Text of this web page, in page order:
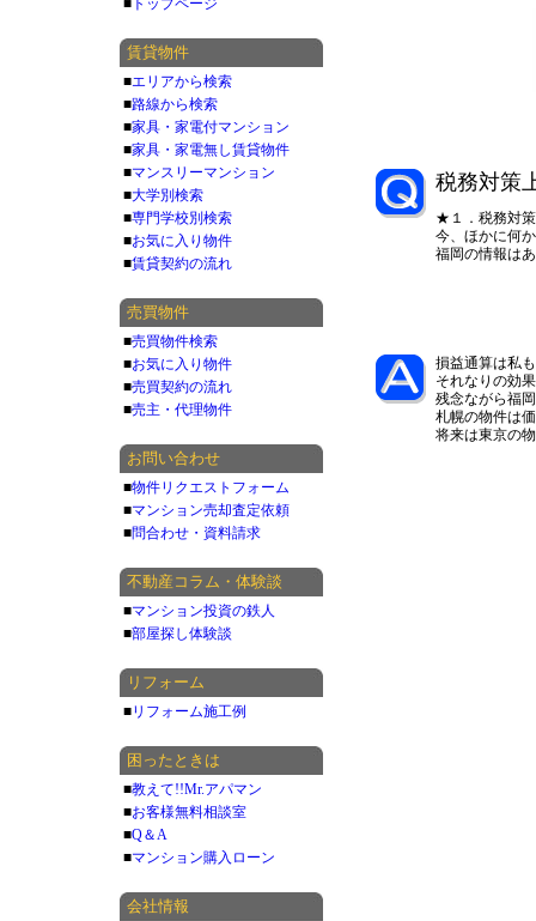
税務対策
★１．税務対
今、ほかに何
福岡の情報は
損益通算は私
それなりの効
残念ながら福
札幌の物件は
将来は東京の
■ トップページ
賃貸物件
■エリアから検索
■路線から検索
■家具・家電付マンション
■家具・家電無し賃貸物件
■マンスリーマンション
■大学別検索
■専門学校別検索
■お気に入り物件
■賃貸契約の流れ
売買物件
■売買物件検索
■お気に入り物件
■売買契約の流れ
■売主・代理物件
お問い合わせ
■物件リクエストフォーム
■マンション売却査定依頼
■問合わせ・資料請求
不動産コラム・体験談
■マンション投資の鉄人
■部屋探し体験談
リフォーム
■リフォーム施工例
困ったときは
■教えて!!Mr.アパマン
■お客様無料相談室
■Q＆A
■マンション購入ローン
会社情報